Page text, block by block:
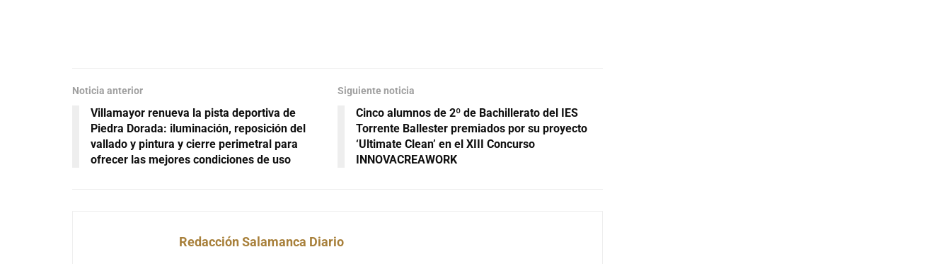
Noticia anterior
Villamayor renueva la pista deportiva de
Piedra Dorada: iluminación, reposición del
vallado y pintura y cierre perimetral para
ofrecer las mejores condiciones de uso
Siguiente noticia
Cinco alumnos de 2º de Bachillerato del IES
Torrente Ballester premiados por su proyecto
‘Ultimate Clean’ en el XIII Concurso
INNOVACREAWORK
Redacción Salamanca Diario